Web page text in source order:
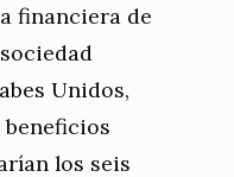
financiera de
Unidos,
los seis